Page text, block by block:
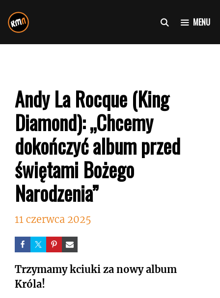
do
treści
MENU
Andy La Rocque (King
Diamond): „Chcemy
dokończyć album przed
świętami Bożego
Narodzenia”
11 czerwca 2025
Trzymamy kciuki za nowy album
Króla!